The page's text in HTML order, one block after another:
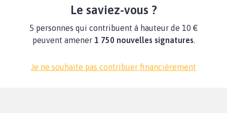
Le saviez-vous ?
5 personnes qui contribuent à hauteur de 10 €
peuvent amener 1 750 nouvelles signatures.
Je ne souhaite pas contribuer financièrement